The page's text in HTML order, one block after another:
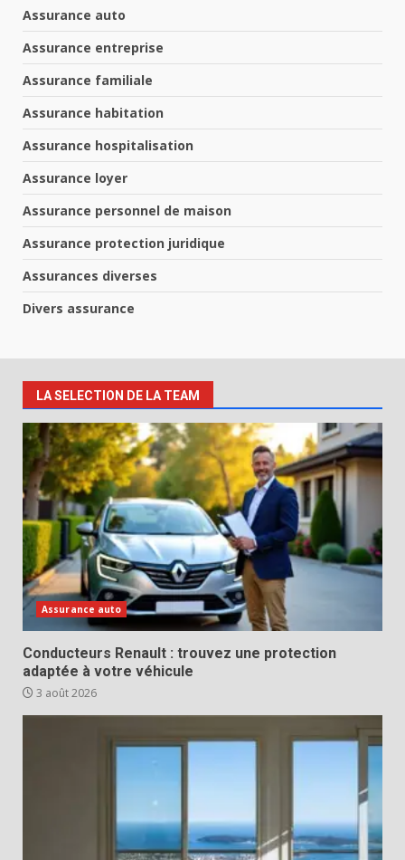
Assurance auto
Assurance entreprise
Assurance familiale
Assurance habitation
Assurance hospitalisation
Assurance loyer
Assurance personnel de maison
Assurance protection juridique
Assurances diverses
Divers assurance
LA SELECTION DE LA TEAM
Assurance auto
Conducteurs Renault : trouvez une protection
adaptée à votre véhicule
3 août 2026